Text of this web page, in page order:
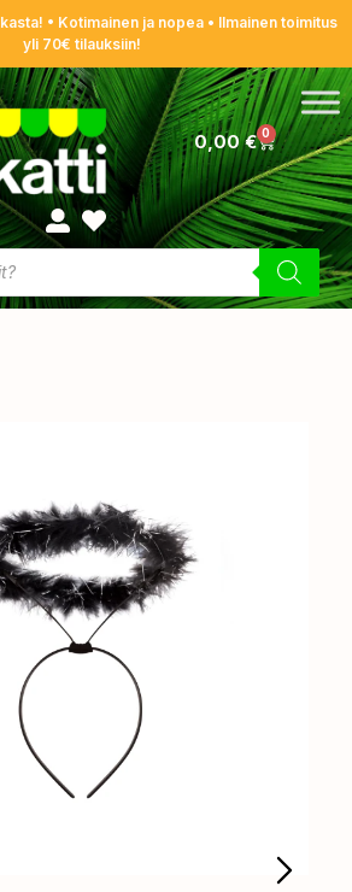
• Kotimainen ja nopea • Ilmainen toimitus
yli 70€ tilauksiin!
0,00€ 0